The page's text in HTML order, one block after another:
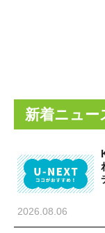
新着ニュー
2026.08.06